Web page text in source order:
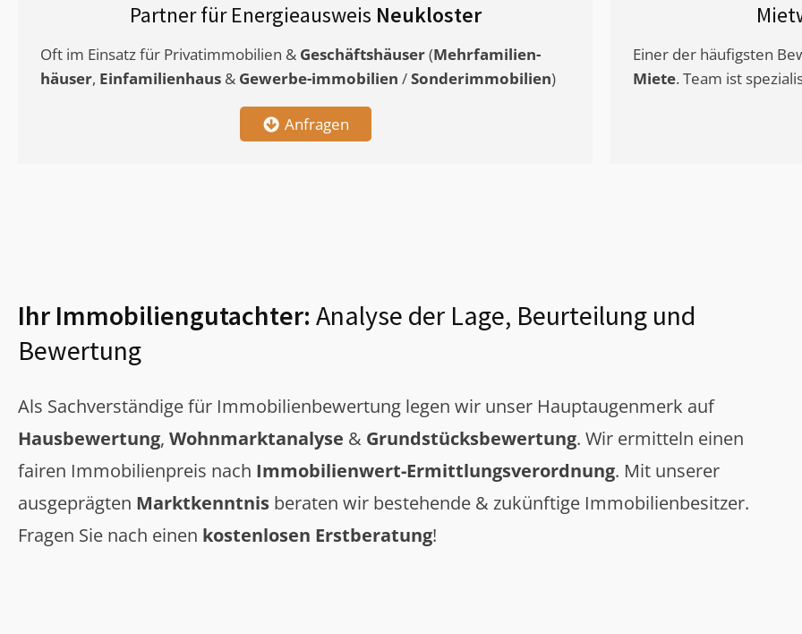
Partner für Energieausweis Neukloster
Oft im Einsatz für Privatimmobilien & Geschäftshäuser(Mehrfamilien-
häuser, Einfamilienhaus & Gewerbe-immobilien /Sonderimmobilien)
Anfragen
Einer der häufigsten
Miete. Team ist
Ihr Immobiliengutachter: Analyse der Lage, Beurteilung und
Bewertung
Als Sachverständige für Immobilienbewertung legen wir unser Hauptaugenmerk auf
Hausbewertung, Wohnmarktanalyse & Grundstücksbewertung. Wir ermitteln einen
fairen Immobilienpreis nach Immobilienwert-Ermittlungsverordnung. Mit unserer
ausgeprägten Marktkenntnis beraten wir bestehende & zukünftige Immobilienbesitzer.
Fragen Sie nach einen kostenlosen Erstberatung!